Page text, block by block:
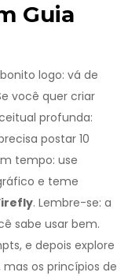
Guia
logo: vá de
você quer criar
profunda:
postar 10
tempo: use
e teme
. Lembre-se: a
sabe usar bem.
e depois explore
os princípios de